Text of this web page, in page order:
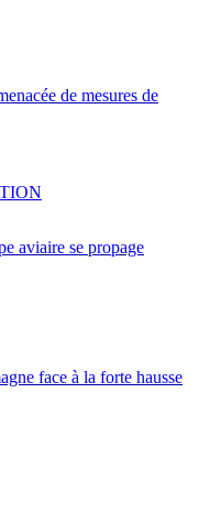
de mesures de
aviaire se propage
face à la forte hausse